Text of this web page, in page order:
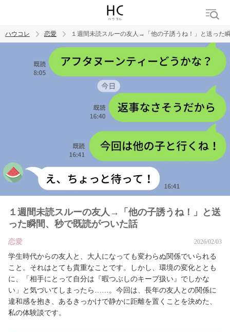
ハウコレ 恋愛 １週間未読スルーの友人→「他の子誘うね！」と送った
１週間未読スルーの友人→「他の子誘うね！」と送
った瞬間、秒で既読がついた話
恋愛 2026/02/03
学生時代からの友人と、大人になっても変わらぬ関係でいられる
こと。それはとても貴重なことです。しかし、環境の変化ととも
に、「相手にとって自分は『暇つぶしのキープ扱い』でしかな
い」と気づいてしまったら……。今回は、長年の友人との関係に
違和感を抱き、あるきっかけで静かに距離を置くことを決めた、
私の体験談です。